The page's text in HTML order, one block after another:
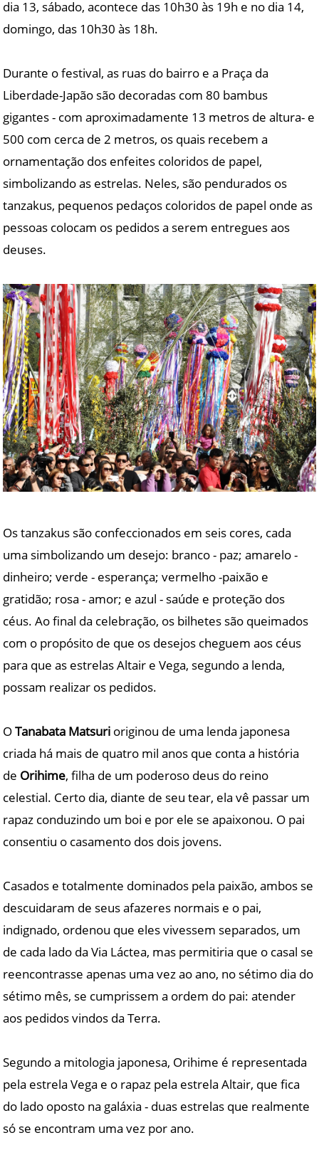
dia 13, sábado, acontece das 10h30 às 19h e no dia 14,
domingo, das 10h30 às 18h.
Durante o festival, as ruas do bairro e a Praça da
Liberdade-Japão são decoradas com 80 bambus
gigantes - com aproximadamente 13 metros de altura- e
500 com cerca de 2 metros, os quais recebem a
ornamentação dos enfeites coloridos de papel,
simbolizando as estrelas. Neles, são pendurados os
tanzakus, pequenos pedaços coloridos de papel onde as
pessoas colocam os pedidos a serem entregues aos
deuses.
Os tanzakus são confeccionados em seis cores, cada
uma simbolizando um desejo: branco - paz; amarelo -
dinheiro; verde - esperança; vermelho -paixão e
gratidão; rosa - amor; e azul - saúde e proteção dos
céus. Ao final da celebração, os bilhetes são queimados
com o propósito de que os desejos cheguem aos céus
para que as estrelas Altair e Vega, segundo a lenda,
possam realizar os pedidos.
OTanabata Matsuri originou de uma lenda japonesa
criada há mais de quatro mil anos que conta a história
de Orihime, filha de um poderoso deus do reino
celestial. Certo dia, diante de seu tear, ela vê passar um
rapaz conduzindo um boi e por ele se apaixonou. O pai
consentiu o casamento dos dois jovens.
Casados e totalmente dominados pela paixão, ambos se
descuidaram de seus afazeres normais e o pai,
indignado, ordenou que eles vivessem separados, um
de cada lado da Via Láctea, mas permitiria que o casal se
reencontrasse apenas uma vez ao ano, no sétimo dia do
sétimo mês, se cumprissem a ordem do pai: atender
aos pedidos vindos da Terra.
Segundo a mitologia japonesa, Orihime é representada
pela estrela Vega e o rapaz pela estrela Altair, que fica
do lado oposto na galáxia - duas estrelas que realmente
só se encontram uma vez por ano.